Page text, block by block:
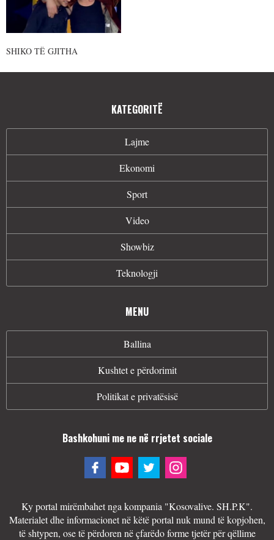
SHIKO TË GJITHA
KATEGORITË
Lajme
Ekonomi
Sport
Video
Showbiz
Teknologji
MENU
Ballina
Kushtet e përdorimit
Politikat e privatësisë
Bashkohuni me ne në rrjetet sociale
Ky portal mirëmbahet nga kompania "Kosovalive. SH.P.K".
Materialet dhe informacionet në këtë portal nuk mund të kopjohen,
të shtypen, ose të përdoren në çfarëdo forme tjetër për qëllime